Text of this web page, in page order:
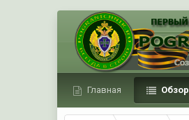
Главная Обзор